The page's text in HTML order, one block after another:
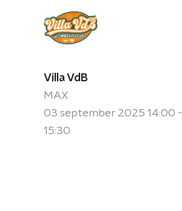
Villa VdB
MAX
03 september 2025 14:00 -
15:30